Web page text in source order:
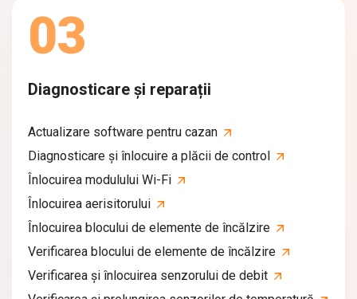
03
Diagnosticare și reparații
Actualizare software pentru cazan
Diagnosticare și înlocuire a plăcii de control
Înlocuirea modulului Wi-Fi
Înlocuirea aerisitorului
Înlocuirea blocului de elemente de încălzire
Verificarea blocului de elemente de încălzire
Verificarea și înlocuirea senzorului de debit